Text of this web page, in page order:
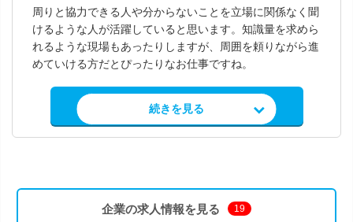
周りと協力できる人や分からないことを立場に関係なく聞
けるような人が活躍していると思います。知識量を求めら
れるような現場もあったりしますが、周囲を頼りながら進
めていける方だとぴったりなお仕事ですね。
求人情報を見る
続きを見る
企業の求人情報を見る 19